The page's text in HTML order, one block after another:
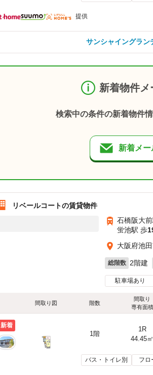
提供
サンシャイングラン
新着物件メ
検索中の条件の新着物件
新着メ
リベールコートの賃貸物件
石橋阪大
蛍池駅 歩
大阪府池
総階数 2階建
駐車場あり
間取り図 階数
間取り
専有面積
新着
1階
1R
44.45㎡
バス・トイレ別 フロ